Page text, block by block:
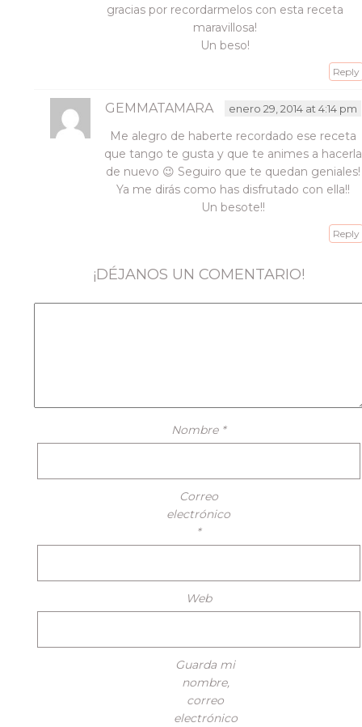
gracias por recordarmelos con esta receta
maravillosa!
Un beso!
Reply
GEMMATAMARA enero 29, 2014 at 4:14 pm
Me alegro de haberte recordado ese receta
que tango te gusta y que te animes a hacerla
de nuevo 😉 Seguiro que te quedan geniales!
Ya me dirás como has disfrutado con ella!!
Un besote!!
Reply
¡DÉJANOS UN COMENTARIO!
Nombre *
Correo
electrónico
*
Web
Guarda mi
nombre,
correo
electrónico